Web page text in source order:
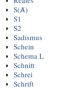
S(Ⱥ)
S1
S2
Sadismus
Schein
Schema L
Schnitt
Schrei
Schrift